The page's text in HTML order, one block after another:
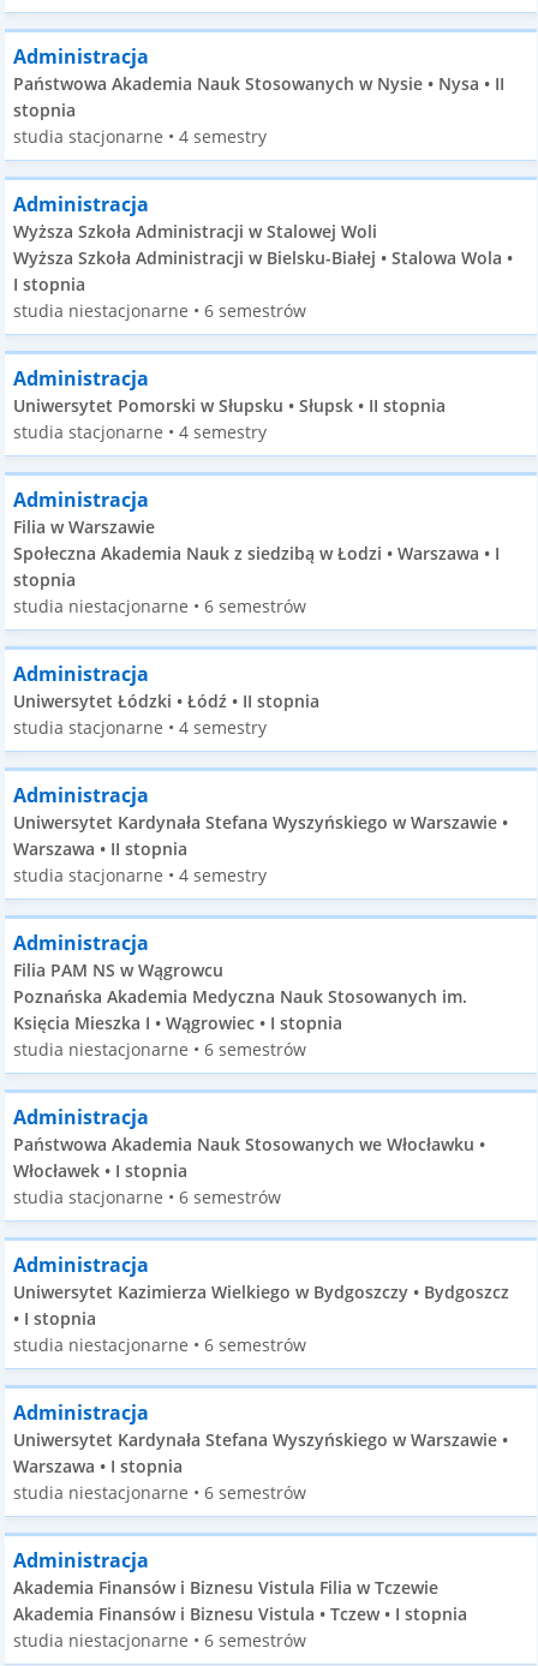
Administracja
Państwowa Akademia Nauk Stosowanych w Nysie • Nysa • II
stopnia
studia stacjonarne • 4 semestry
Administracja
Wyższa Szkoła Administracji w Stalowej Woli
Wyższa Szkoła Administracji w Bielsku-Białej • Stalowa Wola •
I stopnia
studia niestacjonarne • 6 semestrów
Administracja
Uniwersytet Pomorski w Słupsku • Słupsk • II stopnia
studia stacjonarne • 4 semestry
Administracja
Filia w Warszawie
Społeczna Akademia Nauk z siedzibą w Łodzi • Warszawa • I
stopnia
studia niestacjonarne • 6 semestrów
Administracja
Uniwersytet Łódzki • Łódź • II stopnia
studia stacjonarne • 4 semestry
Administracja
Uniwersytet Kardynała Stefana Wyszyńskiego w Warszawie •
Warszawa • II stopnia
studia stacjonarne • 4 semestry
Administracja
Filia PAM NS w Wągrowcu
Poznańska Akademia Medyczna Nauk Stosowanych im.
Księcia Mieszka I • Wągrowiec • I stopnia
studia niestacjonarne • 6 semestrów
Administracja
Państwowa Akademia Nauk Stosowanych we Włocławku •
Włocławek • I stopnia
studia stacjonarne • 6 semestrów
Administracja
Uniwersytet Kazimierza Wielkiego w Bydgoszczy • Bydgoszcz
• I stopnia
studia niestacjonarne • 6 semestrów
Administracja
Uniwersytet Kardynała Stefana Wyszyńskiego w Warszawie •
Warszawa • I stopnia
studia niestacjonarne • 6 semestrów
Administracja
Akademia Finansów i Biznesu Vistula Filia w Tczewie
Akademia Finansów i Biznesu Vistula • Tczew • I stopnia
studia niestacjonarne • 6 semestrów